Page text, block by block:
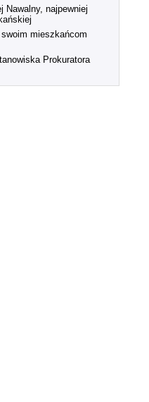
Nawalny, najpewniej
swoim mieszkańcom
Prokuratora